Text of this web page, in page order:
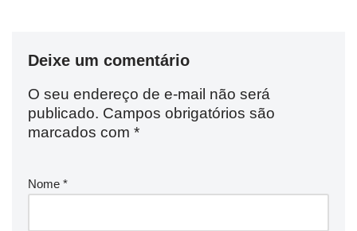
Deixe um comentário
O seu endereço de e-mail não será
publicado. Campos obrigatórios são
marcados com *
Nome *